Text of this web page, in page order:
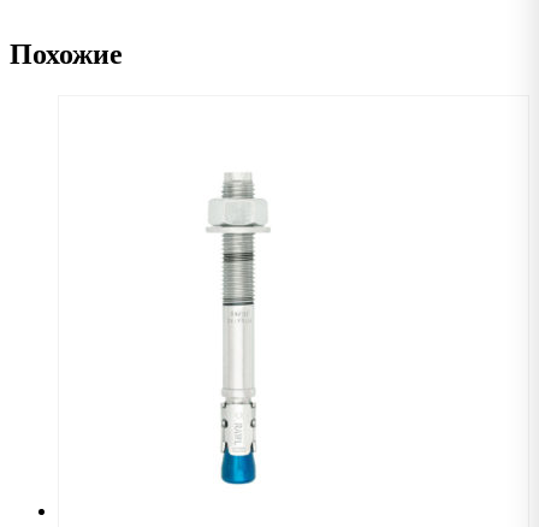
Похожие